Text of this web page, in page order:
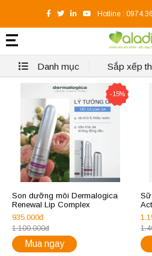
Hotline :
Danh mục Sắp xếp
-15%
Son dưỡng môi Dermalogica
Renewal Lip Complex
935.000đ
1.100.000đ
Mua ngay